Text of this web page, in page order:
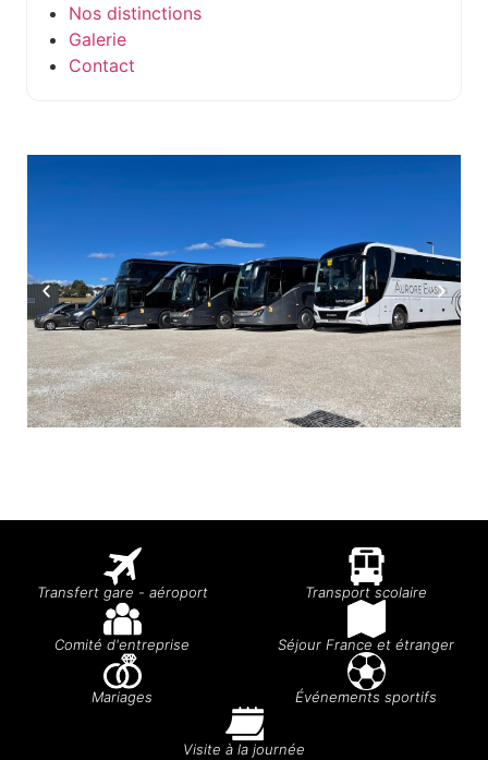
Nos distinctions
Galerie
Contact
Transfert gare - aéroport Transport scolaire
Comité d'entreprise Séjour France et étranger
Mariages Événements sportifs
Visite à la journée